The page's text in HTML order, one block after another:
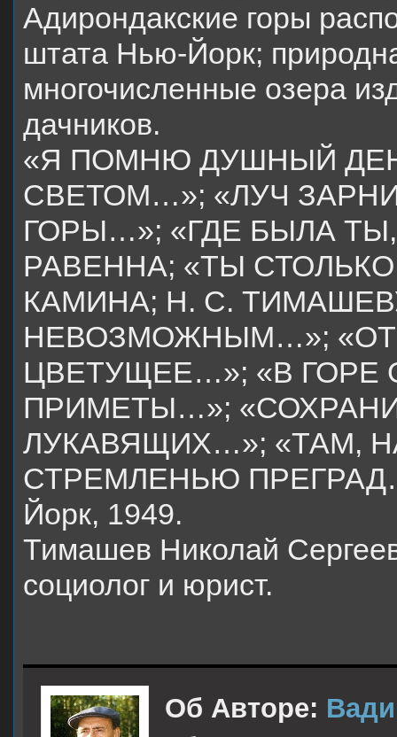
Адирондакские горы
штата Нью-Йорк;
многочисленные озера
дачников.
«Я ПОМНЮ ДУШНЫЙ
СВЕТОМ…»; «ЛУЧ
ГОРЫ…»; «ГДЕ БЫЛА
РАВЕННА; «ТЫ
КАМИНА; Н. С.
НЕВОЗМОЖНЫМ…»;
ЦВЕТУЩЕЕ…»; «В ГОРЕ
ПРИМЕТЫ…»;
ЛУКАВЯЩИХ…»; «ТАМ,
СТРЕМЛЕНЬЮ
Йорк, 1949.
Тимашев Николай
социолог и юрист.
Об Авторе: